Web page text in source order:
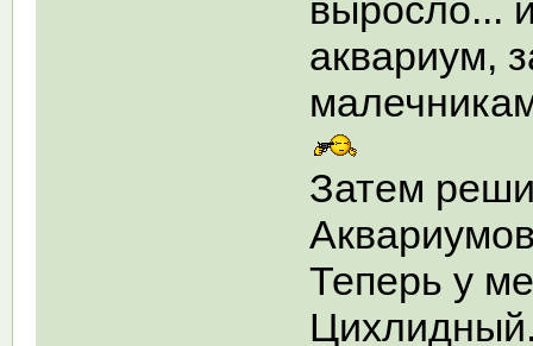
выросло...
аквариум,
Затем
Теперь у